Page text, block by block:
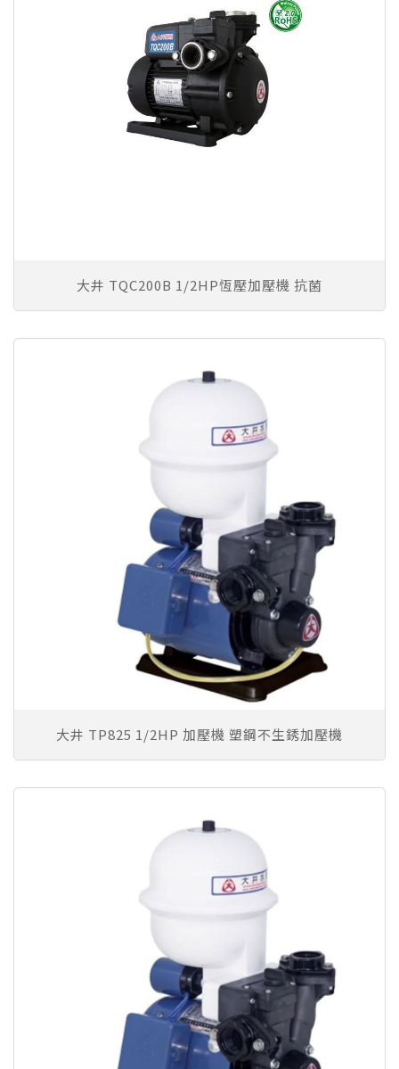
大井 TQC200B 1/2HP恆壓加壓機 抗菌
大井 TP825 1/2HP 加壓機 塑鋼不生銹加壓機